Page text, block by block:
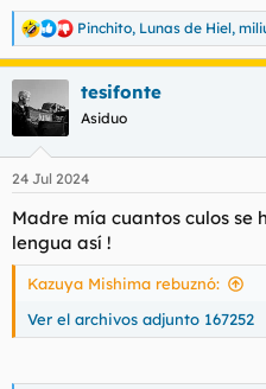
R
e
a
c
c
e
:
Pinchito, Lunas de Hiel,
tesifonte
Asiduo
24 Jul 2024
Madre mía cuantos culos
lengua así !
Kazuya Mishima rebuznó:
Ver el archivos adjunto 167252